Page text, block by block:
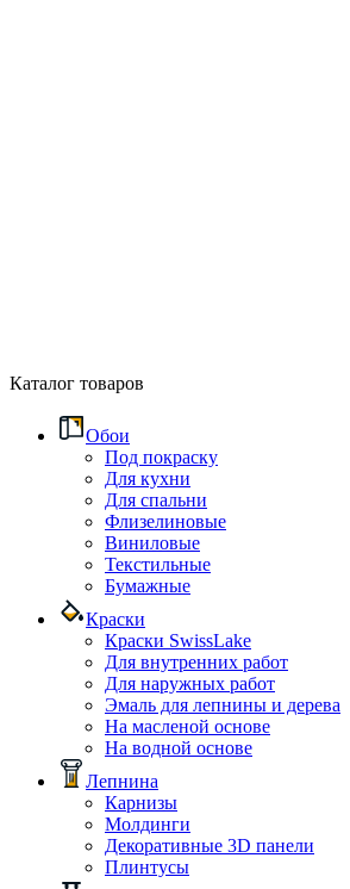
Каталог товаров
Обои
Под покраску
Для кухни
Для спальни
Флизелиновые
Виниловые
Текстильные
Бумажные
Краски
Краски SwissLake
Для внутренних работ
Для наружных работ
Эмаль для лепнины и дерева
На масленой основе
На водной основе
Лепнина
Карнизы
Молдинги
Декоративные 3D панели
Плинтусы